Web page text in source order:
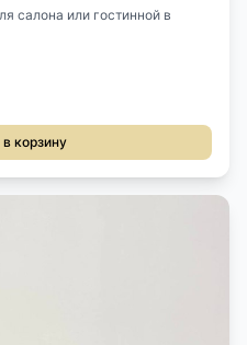
салона или гостинной в
корзину